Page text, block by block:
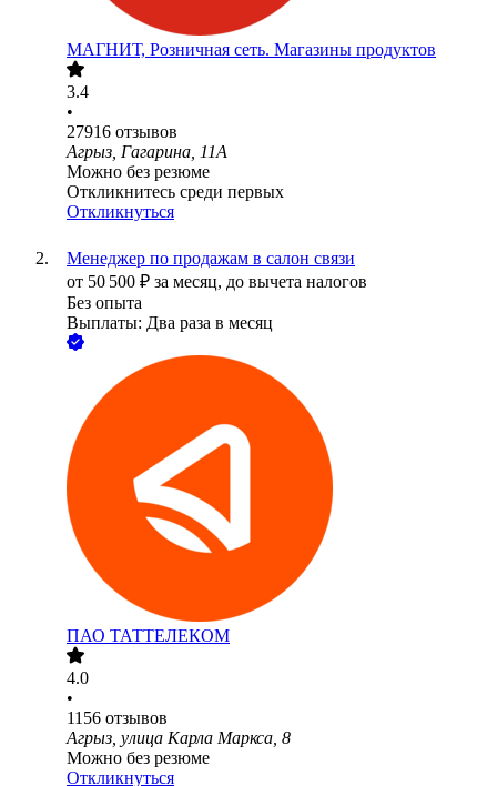
МАГНИТ, Розничная сеть. Магазины продуктов
3.4
•
27916 отзывов
Агрыз, Гагарина, 11А
Можно без резюме
Откликнитесь среди первых
Откликнуться
Менеджер по продажам в салон связи
от 50 500 ₽ за месяц, до вычета налогов
Без опыта
Выплаты: Два раза в месяц
ПАО ТАТТЕЛЕКОМ
4.0
•
1156 отзывов
Агрыз, улица Карла Маркса, 8
Можно без резюме
Откликнуться